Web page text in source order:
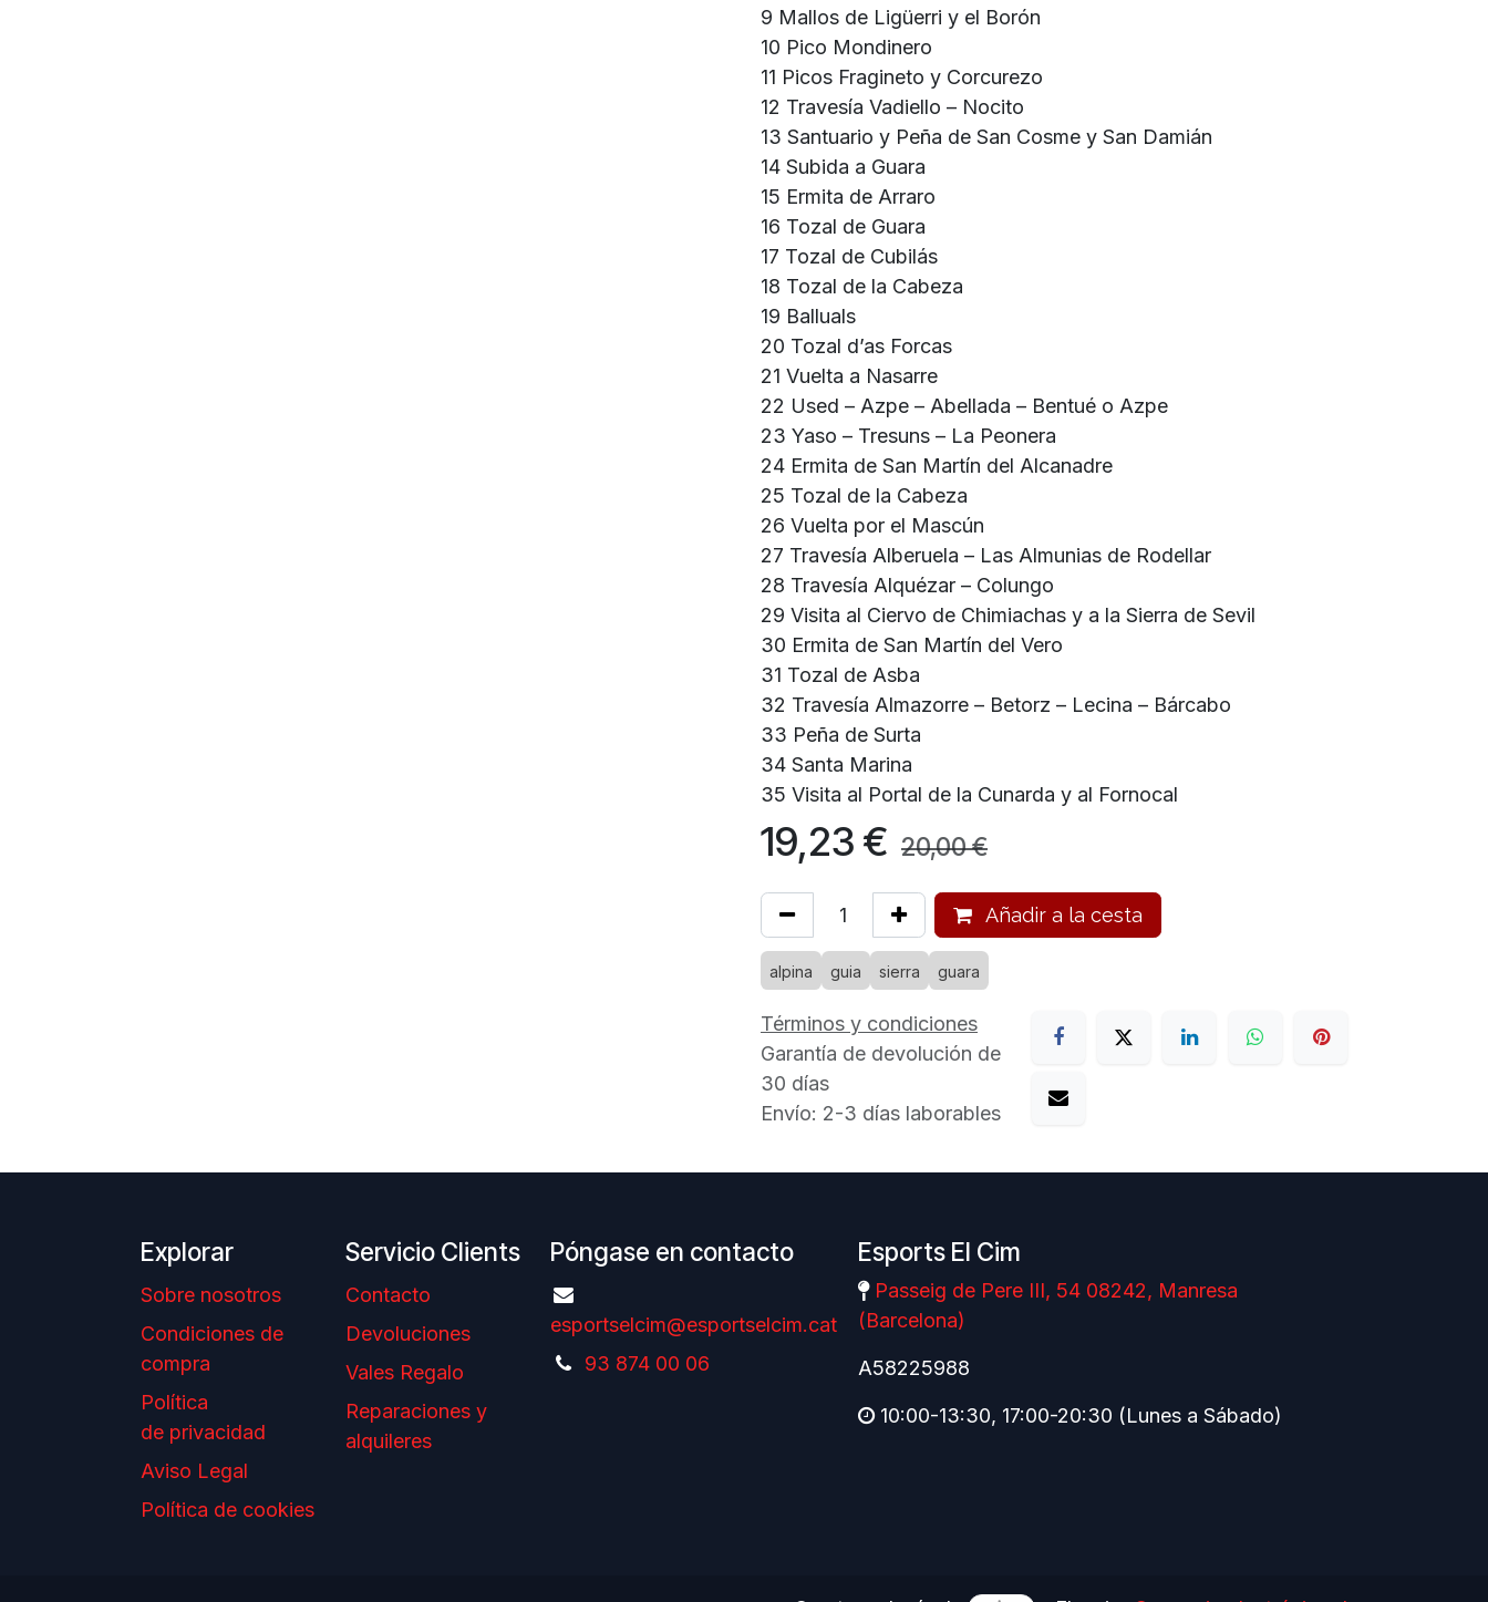
9 Mallos de Ligüerri y el Borón
10 Pico Mondinero
11 Picos Fragineto y Corcurezo
12 Travesía Vadiello – Nocito
13 Santuario y Peña de San Cosme y San Damián
14 Subida a Guara
15 Ermita de Arraro
16 Tozal de Guara
17 Tozal de Cubilás
18 Tozal de la Cabeza
19 Balluals
20 Tozal d’as Forcas
21 Vuelta a Nasarre
22 Used – Azpe – Abellada – Bentué o Azpe
23 Yaso – Tresuns – La Peonera
24 Ermita de San Martín del Alcanadre
25 Tozal de la Cabeza
26 Vuelta por el Mascún
27 Travesía Alberuela – Las Almunias de Rodellar
28 Travesía Alquézar – Colungo
29 Visita al Ciervo de Chimiachas y a la Sierra de Sevil
30 Ermita de San Martín del Vero
31 Tozal de Asba
32 Travesía Almazorre – Betorz – Lecina – Bárcabo
33 Peña de Surta
34 Santa Marina
35 Visita al Portal de la Cunarda y al Fornocal
19,23 € 20,00€
Añadir a la cesta
alpina guia sierra guara
Términos y condiciones
Garantía de devolución de
30 días
Envío: 2-3 días laborables
Explorar
Sobre nosotros
Condiciones de
compra
Política
de privacidad
Aviso Legal
Política de cookies
Servicio Clients
Contacto
Devoluciones
Vales Regalo
Reparaciones y
alquileres
Esports El Cim
Passeig de Pere III, 54 08242, Manresa
(Barcelona)
A58225988
10:00-13:30, 17:00-20:30 (Lunes a Sábado)
Póngase en contacto
esportselcim@esportselcim.cat
93 874 00 06